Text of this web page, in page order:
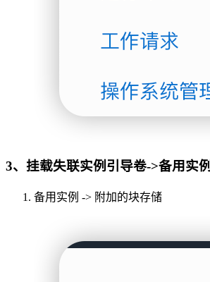
3、挂载失联实例引导卷->备用实例
备用实例 -> 附加的块存储